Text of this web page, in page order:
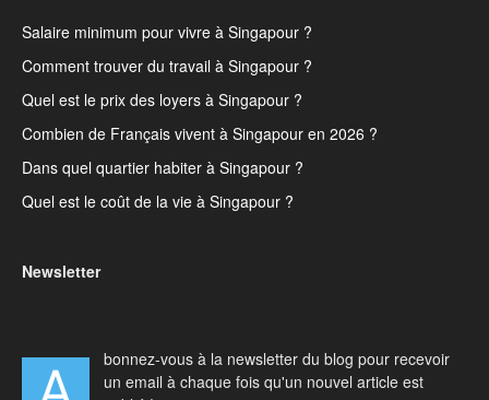
Salaire minimum pour vivre à Singapour ?
Comment trouver du travail à Singapour ?
Quel est le prix des loyers à Singapour ?
Combien de Français vivent à Singapour en 2026 ?
Dans quel quartier habiter à Singapour ?
Quel est le coût de la vie à Singapour ?
Newsletter
bonnez-vous à la newsletter du blog pour recevoir
un email à chaque fois qu'un nouvel article est